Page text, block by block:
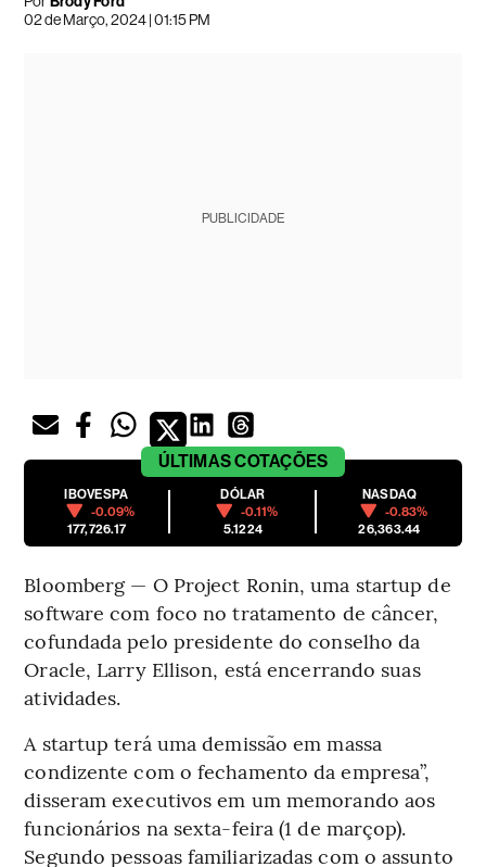
02 de Março, 2024 | 01:15 PM
PUBLICIDADE
ÚLTIMASCOTAÇÕES
IBOVESPA
-0.09%
177,726.17
DÓLAR
-0.11%
5.1224
NASDAQ
-0.83%
26,363.44
Bloomberg — O Project Ronin, uma startup de
software com foco no tratamento de câncer,
cofundada pelo presidente do conselho da
Oracle, Larry Ellison, está encerrando suas
atividades.
A startup terá uma demissão em massa
condizente com o fechamento da empresa”,
disseram executivos em um memorando aos
funcionários na sexta-feira (1 de marçop).
Segundo pessoas familiarizadas com o assunto